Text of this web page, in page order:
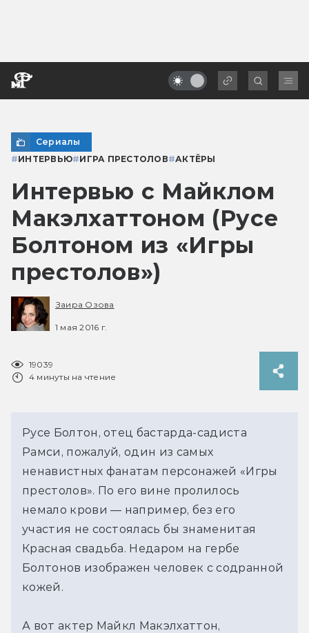
Сериалы
#ИНТЕРВЬЮ#ИГРА ПРЕСТОЛОВ#АКТЁРЫ
Интервью с Майклом
Макэлхаттоном (Русе
Болтоном из «Игры
престолов»)
Заира Озова
1 мая 2016 г.
19039
4 минуты на чтение
Русе Болтон, отец бастарда-садиста
Рамси, пожалуй, один из самых
ненавистных фанатам персонажей «Игры
престолов». По его вине пролилось
немало крови — например, без его
участия не состоялась бы знаменитая
Красная свадьба. Недаром на гербе
Болтонов изображен человек с содранной
кожей.
А вот актер Майкл Макэлхаттон,